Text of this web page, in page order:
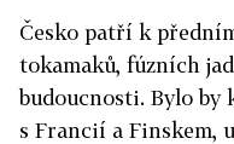
Česko patří k
tokamaků, fúzních
budoucnosti. Bylo by
s Francií a Finskem,